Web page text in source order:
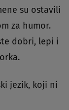
su ostavili
za humor.
dobri, lepi i
jezik, koji ni